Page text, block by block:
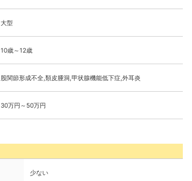
大型
10歳～12歳
股関節形成不全,類皮腫洞,甲状腺機能低下症,外耳炎
30万円～50万円
少ない